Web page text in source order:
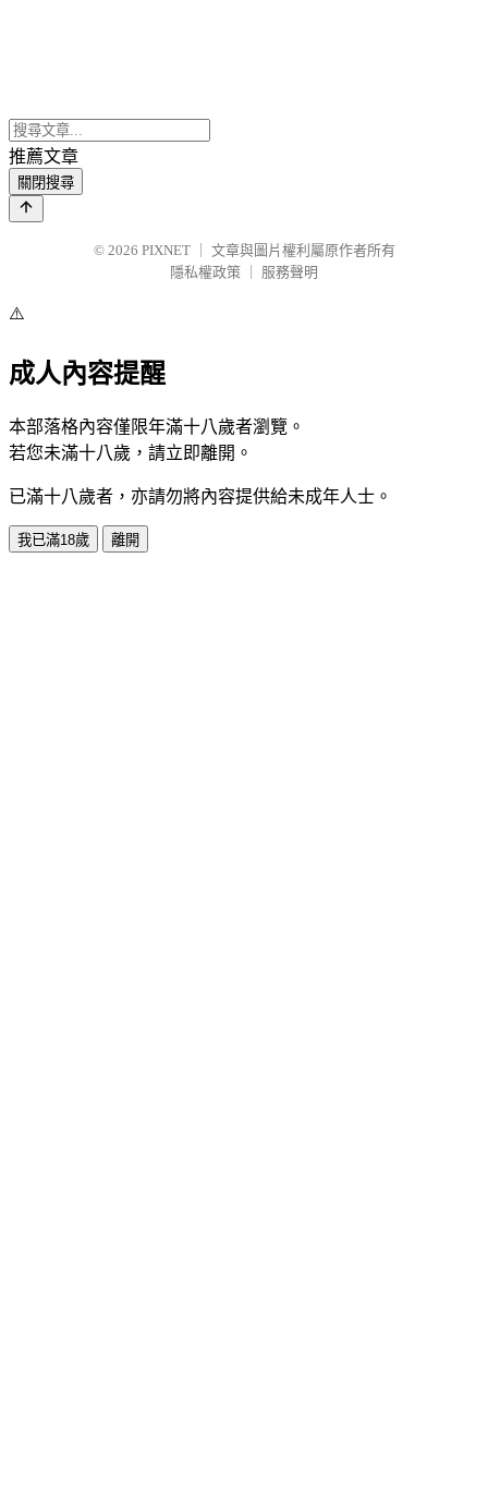
推薦文章
關閉搜尋
© 2026 PIXNET
文章與圖片權利屬原作者所有
隱私權政策
服務聲明
⚠️
成人內容提醒
本部落格內容僅限年滿十八歲者瀏覽。
若您未滿十八歲，請立即離開。
已滿十八歲者，亦請勿將內容提供給未成年人士。
我已滿18歲 離開